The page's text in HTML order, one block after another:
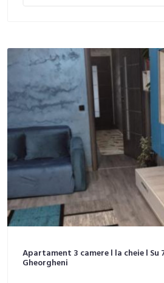
Apartament 3 camere l la cheie l Su
Gheorgheni